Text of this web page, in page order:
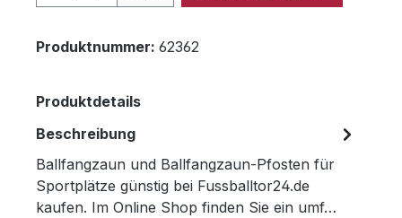
Produktnummer: 62362
Produktdetails
Beschreibung
Ballfangzaun und Ballfangzaun-Pfosten für
Sportplätze günstig bei Fussballtor24.de
kaufen. Im Online Shop finden Sie ein umf…